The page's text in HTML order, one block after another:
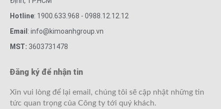
Hotline: 1900.633.968 - 0988.12.12.12
Email : info@kimoanhgroup.vn
MST: 3603731478
Đăng ký để nhận tin
Xin vui lòng để lại email, chúng tôi sẽ cập nhật những tin
tức quan trọng của Công ty tới quý khách.